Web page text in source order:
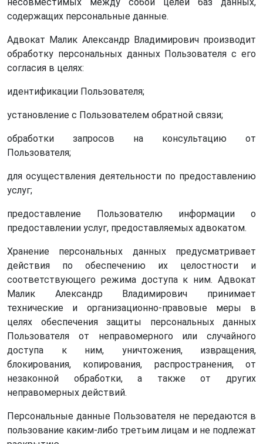
содержащих персональные данные.
Адвокат Малик Александр Владимирович производит
обработку персональных данных Пользователя с его
согласия в целях:
идентификации Пользователя;
установление с Пользователем обратной связи;
обработки запросов на консультацию от
Пользователя;
для осуществления деятельности по предоставлению
услуг;
предоставление Пользователю информации о
предоставлении услуг, предоставляемых адвокатом.
Хранение персональных данных предусматривает
действия по обеспечению их целостности и
соответствующего режима доступа к ним. Адвокат
Малик Александр Владимирович принимает
технические и организационно-правовые меры в
целях обеспечения защиты персональных данных
Пользователя от неправомерного или случайного
доступа к ним, уничтожения, извращения,
блокирования, копирования, распространения, от
незаконной обработки, а также от других
неправомерных действий.
Персональные данные Пользователя не передаются в
пользование каким-либо третьим лицам и не подлежат